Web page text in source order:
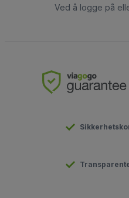
Ved å logge på